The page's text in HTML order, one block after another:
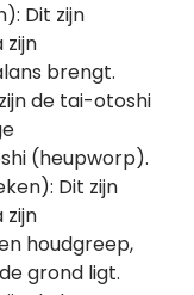
Dit zijn
zijn
brengt.
de tai-otoshi
(heupworp).
Dit zijn
zijn
houdgreep,
grond ligt.